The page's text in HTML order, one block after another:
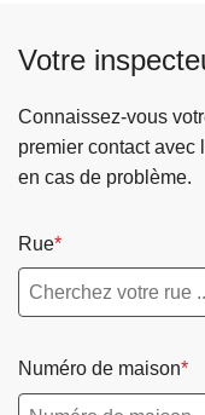
Votre
Connaissez-vous
premier contact avec
en cas de problème.
Rue
Numéro de maison